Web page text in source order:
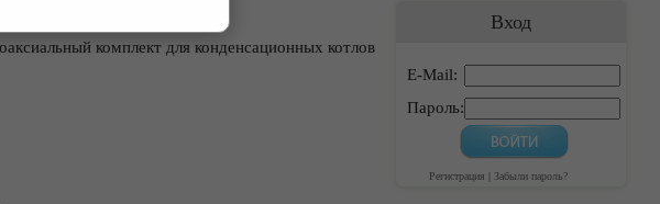
комплект для конденсационных котлов
Вход
E-Mail:
Пароль:
Регистрация Забыли пароль?